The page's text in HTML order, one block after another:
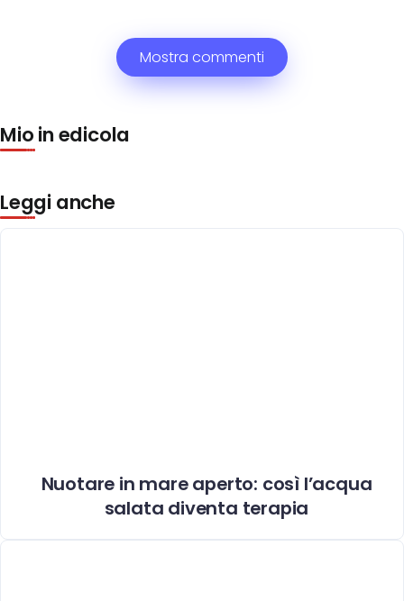
Mostra commenti
Mio in edicola
Leggi anche
Nuotare in mare aperto: così l’acqua
salata diventa terapia